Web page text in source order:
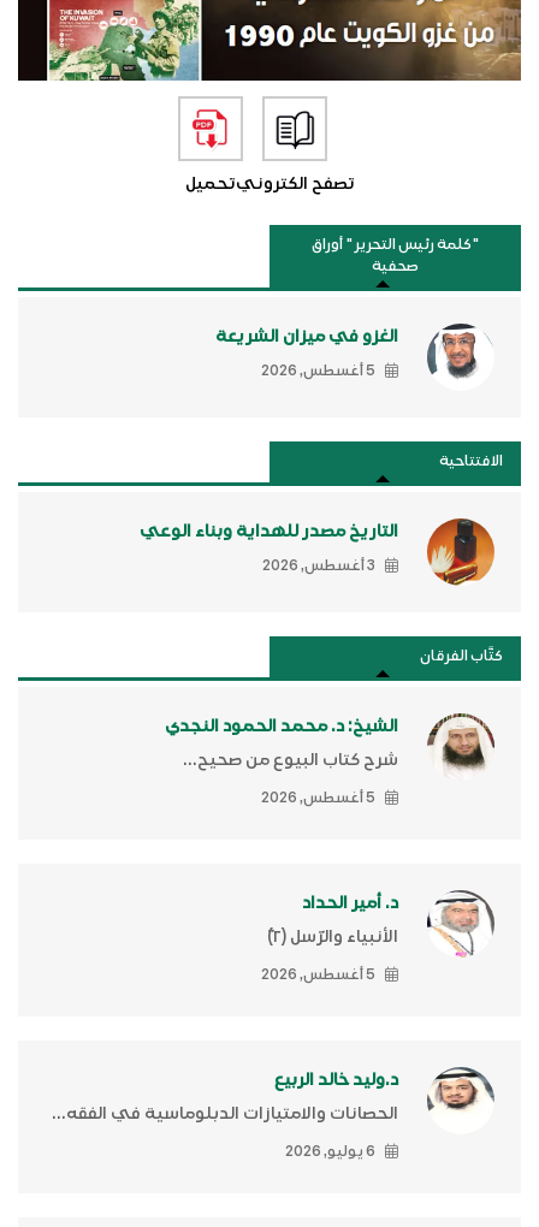
تصفح الكترونيتحميل
"كلمة رئيس التحرير " أوراق
صحفية
الغزو في ميزان الشريعة
5 أغسطس, 2026
الافتتاحية
التاريخ مصدر للهداية وبناء الوعي
3 أغسطس, 2026
كتَّاب الفرقان
الشيخ: د. محمد الحمود النجدي
شرح كتاب البيوع من صحيح...
5 أغسطس, 2026
د. أمير الحداد
الأنبياء والرّسل (٢)ّ
5 أغسطس, 2026
د.وليد خالد الربيع
الحصانات والامتيازات الدبلوماسية في الفقه...
6 يوليو, 2026